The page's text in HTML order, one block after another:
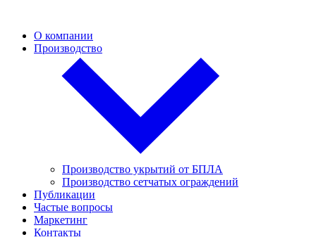
О компании
Производство
Производство укрытий от БПЛА
Производство сетчатых ограждений
Публикации
Частые вопросы
Маркетинг
Контакты